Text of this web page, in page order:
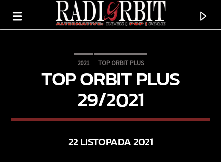
2021 TOP ORBIT PLUS
TOP ORBIT PLUS
29/2021
22 LISTOPADA 2021